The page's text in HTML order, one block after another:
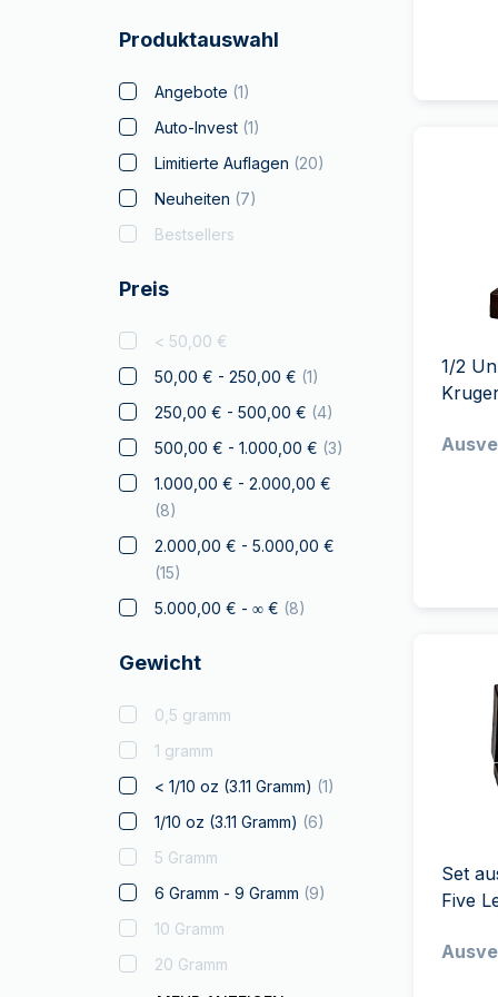
1/2
Set
Five
Big Five (4)
Bitcoin
Black Flag
Britannia
Coca Cola
Weihnachts
Krypto
Elephant
Falke
Franc à Cheval
Geschenke &
Gold zum Verschenken
Zertifizierte Münzen
Känguru
Koala
Kookaburra
Krügerrand
Wahrzeichen der Welt
Lizenzierte Produkte
Louis d'or
Produktauswahl
Angebote (1)
Auto-Invest (1)
Limitierte Auflagen (20)
Neuheiten (7)
Bestsellers
Preis
< 50,00 €
50,00 € - 250,00 € (1)
250,00 € - 500,00 € (4)
500,00 € - 1.000,00 € (3)
1.000,00 € - 2.000,00 €
(8)
2.000,00 € - 5.000,00 €
(15)
5.000,00 € - ∞ € (8)
Gewicht
0,5 gramm
1 gramm
< 1/10 oz (3.11 Gramm) (1)
1/10 oz (3.11 Gramm) (6)
5 Gramm
6 Gramm - 9 Gramm (9)
10 Gramm
20 Gramm